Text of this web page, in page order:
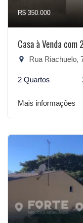
R$ 350.000
Casa à Venda
Rua Riachuelo,
2 Quartos
Mais informações